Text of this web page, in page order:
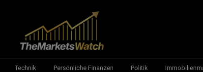
Technik Persönliche Finanzen Politik